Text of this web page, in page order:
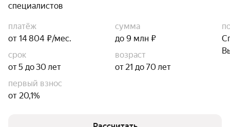
специалистов
платёж
от 14 804 ₽/мес.
сумма
до 9 млн ₽
срок
от 5 до 30 лет
возраст
от 21 до 70 лет
первый взнос
от 20,1%